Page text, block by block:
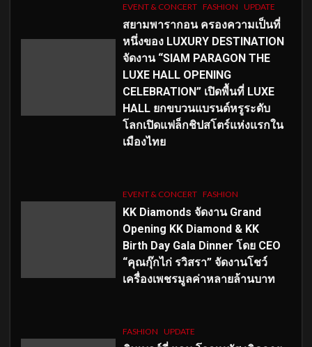
EVENT & CONCERT FASHION UPDATE
สยามพารากอน ครองความเป็นที่
หนึ่งของ LUXURY DESTINATION
จัดงาน “SIAM PARAGON THE
LUXE HALL OPENING
CELEBRATION” เปิดพื้นที่ LUXE
HALL ยกขบวนแบรนด์หรูระดับ
โลกเปิดแฟล็กชิปสโตร์แห่งแรกใน
เมืองไทย
EVENT & CONCERT FASHION
KK Diamonds จัดงาน Grand
Opening KK Diamond & KK
Birth Day Gala Dinner โดย CEO
“คุณกุ๊กไก่ รวิสรา” จัดงานโชว์
เครื่องเพชรมูลค่าหลายล้านบาท
FASHION UPDATE